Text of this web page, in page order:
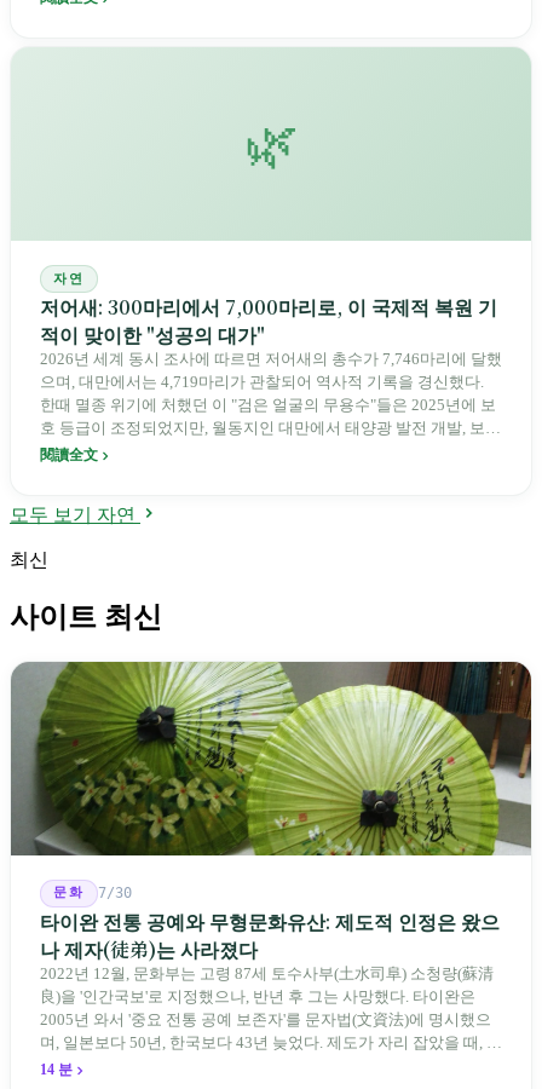
🌿
자연
저어새: 300마리에서 7,000마리로, 이 국제적 복원 기
적이 맞이한 "성공의 대가"
2026년 세계 동시 조사에 따르면 저어새의 총수가 7,746마리에 달했
으며, 대만에서는 4,719마리가 관찰되어 역사적 기록을 경신했다.
한때 멸종 위기에 처했던 이 "검은 얼굴의 무용수"들은 2025년에 보
호 등급이 조정되었지만, 월동지인 대만에서 태양광 발전 개발, 보툴
리눔균, 유견(遊蕩犬) 공격 등 새로운 생존 도전에 직면해 있다.
閱讀全文
모두 보기 자연
최신
사이트 최신
문화 7/30
타이완 전통 공예와 무형문화유산: 제도적 인정은 왔으
나 제자(徒弟)는 사라졌다
2022년 12월, 문화부는 고령 87세 토수사부(土水司阜) 소청량(蘇清
良)을 '인간국보'로 지정했으나, 반년 후 그는 사망했다. 타이완은
2005년 와서 '중요 전통 공예 보존자'를 문자법(文資法)에 명시했으
며, 일본보다 50년, 한국보다 43년 늦었다. 제도가 자리 잡았을 때, 제
자 제도는 이미 1970-80년대 산업화 과정에서 붕괴되었다. 600여 명
14 분